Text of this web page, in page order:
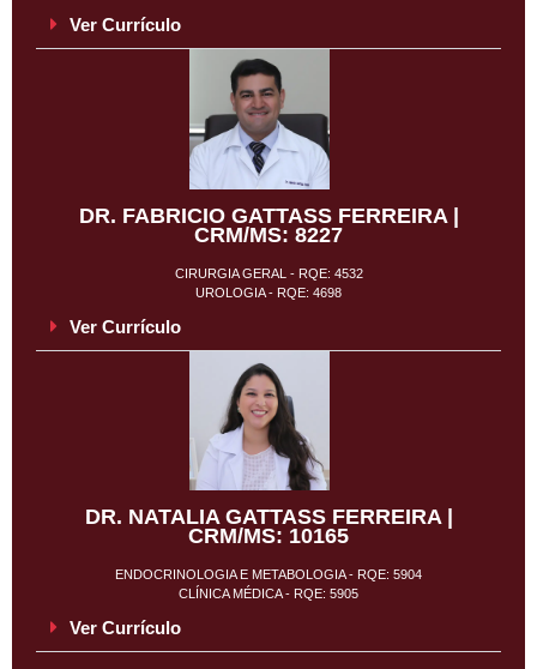
Ver Currículo
DR. FABRICIO GATTASS FERREIRA |
CRM/MS: 8227
CIRURGIA GERAL - RQE: 4532
UROLOGIA - RQE: 4698
Ver Currículo
DR. NATALIA GATTASS FERREIRA |
CRM/MS: 10165
ENDOCRINOLOGIA E METABOLOGIA - RQE: 5904
CLÍNICA MÉDICA - RQE: 5905
Ver Currículo